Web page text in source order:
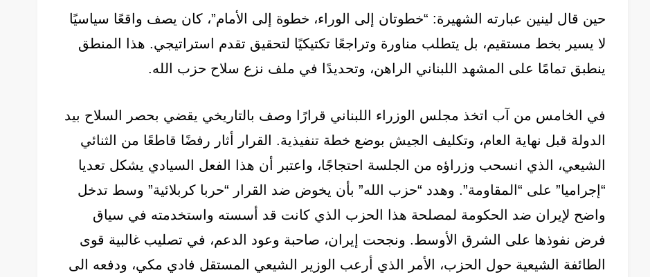
حين قال لينين عبارته الشهيرة: “خطوتان إلى الوراء، خطوة إلى الأمام”، كان يصف واقعًا سياسيًا
لا يسير بخط مستقيم، بل يتطلب مناورة وتراجعًا تكتيكيًا لتحقيق تقدم استراتيجي. هذا المنطق
ينطبق تمامًا على المشهد اللبناني الراهن، وتحديدًا في ملف نزع سلاح حزب الله.
في الخامس من آب اتخذ مجلس الوزراء اللبناني قرارًا وصف بالتاريخي يقضي بحصر السلاح بيد
الدولة قبل نهاية العام، وتكليف الجيش بوضع خطة تنفيذية. القرار أثار رفضًا قاطعًا من الثنائي
الشيعي، الذي انسحب وزراؤه من الجلسة احتجاجًا، واعتبر أن هذا الفعل السيادي يشكل تعديا
“إجراميا” على “المقاومة”. وهدد “حزب الله” بأن يخوض ضد القرار “حربا كربلائية” وسط تدخل
واضح لإيران ضد الحكومة لمصلحة هذا الحزب الذي كانت قد أسسته واستخدمته في سياق
فرض نفوذها على الشرق الأوسط. ونجحت إيران، صاحبة وعود الدعم، في تصليب غالبية قوى
الطائفة الشيعية حول الحزب، الأمر الذي أرعب الوزير الشيعي المستقل فادي مكي، ودفعه الى